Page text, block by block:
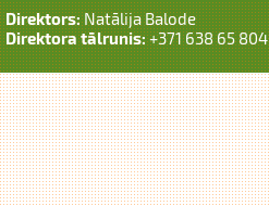
Direktors:Natālija Balode
Direktora tālrunis:+371 638 65 804